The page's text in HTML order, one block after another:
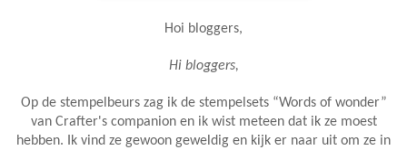
Hoi bloggers,
Hi bloggers,
Op de stempelbeurs zag ik de stempelsets “Words of wonder”
van Crafter's companion en ik wist meteen dat ik ze moest
hebben. Ik vind ze gewoon geweldig en kijk er naar uit om ze in